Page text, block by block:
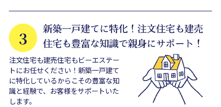
注文住宅も建売住宅もビーエステー
トにお任せください！新築一戸建て
に特化しているからこその豊富な知
識と経験で、お客様をサポートいた
します。